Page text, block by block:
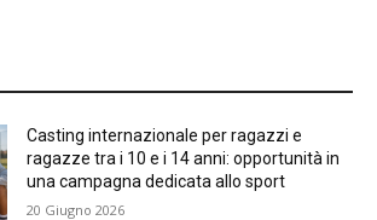
Casting internazionale per ragazzi e
ragazze tra i 10 e i 14 anni: opportunità in
una campagna dedicata allo sport
20 Giugno 2026